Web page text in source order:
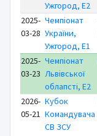
Ужгород, E2
2025-
03-28
Чемпіонат
України,
Ужгород, E1
2025-
03-23
Чемпіонат
Львівської
облапсті, E2
2026-
05-21
Кубок
Командувача
СВ ЗСУ